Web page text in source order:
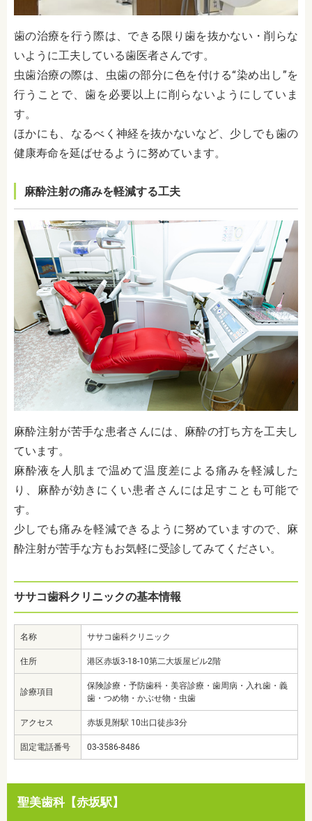
歯の治療を行う際は、できる限り歯を抜かない・削らな
いように工夫している歯医者さんです。
虫歯治療の際は、虫歯の部分に色を付ける“染め出し”を
行うことで、歯を必要以上に削らないようにしていま
す。
ほかにも、なるべく神経を抜かないなど、少しでも歯の
健康寿命を延ばせるように努めています。
麻酔注射の痛みを軽減する工夫
麻酔注射が苦手な患者さんには、麻酔の打ち方を工夫し
ています。
麻酔液を人肌まで温めて温度差による痛みを軽減した
り、麻酔が効きにくい患者さんには足すことも可能で
す。
少しでも痛みを軽減できるように努めていますので、麻
酔注射が苦手な方もお気軽に受診してみてください。
ササコ歯科クリニックの基本情報
名称 ササコ歯科クリニック
住所 港区赤坂3-18-10第二大坂屋ビル2階
診療項目
保険診療・予防歯科・美容診療・歯周病・入れ歯・義
歯・つめ物・かぶせ物・虫歯
アクセス 赤坂見附駅 10出口徒歩3分
固定電話番号 03-3586-8486
聖美歯科【赤坂駅】